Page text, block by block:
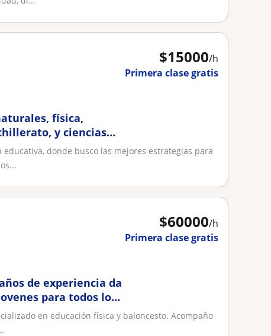
$15000/h
Primera clase gratis
física,
y ciencias
donde busco las mejores estrategias para
$60000/h
Primera clase gratis
de experiencia da
para todos los
en educación física y baloncesto. Acompaño